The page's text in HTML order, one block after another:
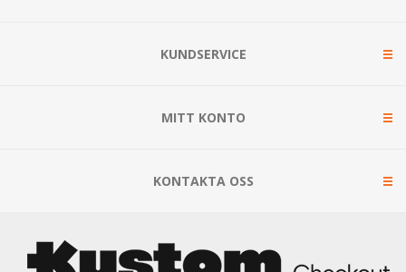
KUNDSERVICE
MITT KONTO
KONTAKTA OSS